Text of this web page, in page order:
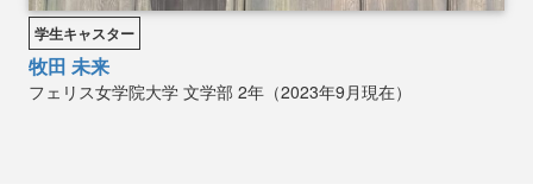
学生キャスター
牧田 未来
フェリス女学院大学 文学部 2年（2023年9月現在）